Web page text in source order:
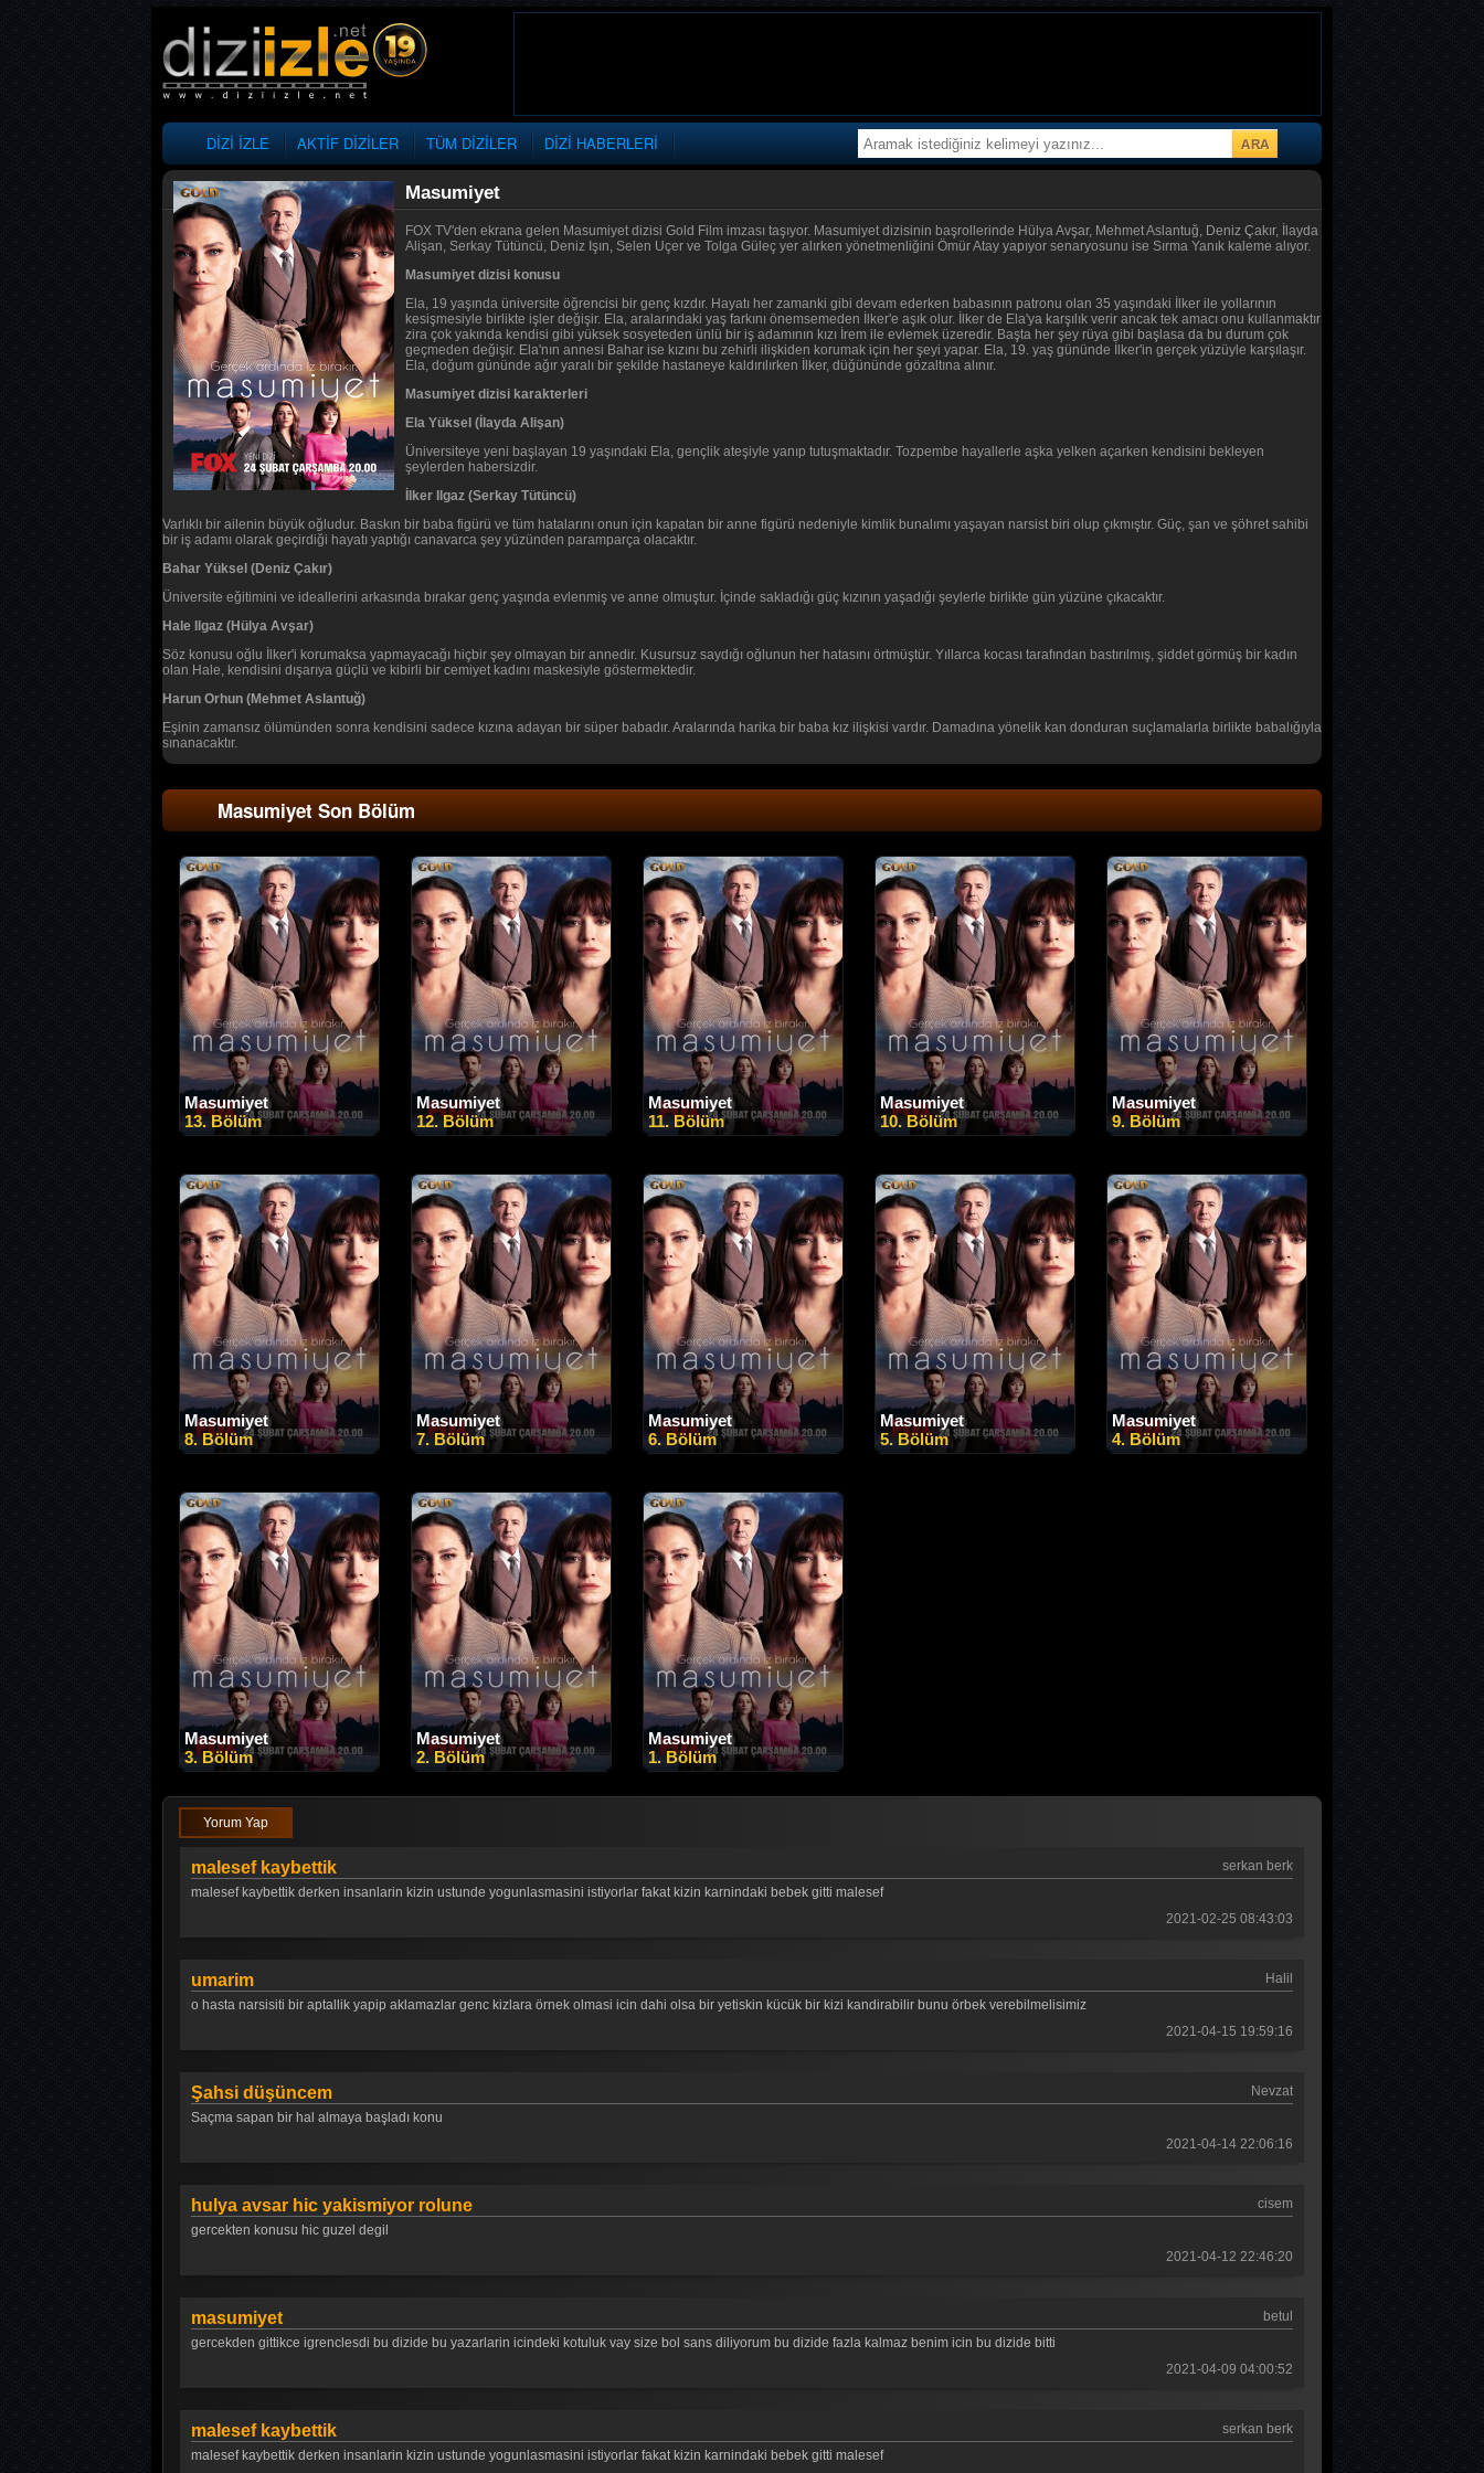
DİZİ İZLE AKTİF DİZİLER TÜM DİZİLER DİZİ HABERLERİ
Masumiyet
FOX TV'den ekrana gelen Masumiyet dizisi Gold Film imzası taşıyor. Masumiyet dizisinin başrollerinde Hülya Avşar, Mehmet Aslantuğ, Deniz Çakır, İlayda
Alişan, Serkay Tütüncü, Deniz Işın, Selen Uçer ve Tolga Güleç yer alırken yönetmenliğini Ömür Atay yapıyor senaryosunu ise Sırma Yanık kaleme alıyor.
Masumiyet dizisi konusu
Ela, 19 yaşında üniversite öğrencisi bir genç kızdır. Hayatı her zamanki gibi devam ederken babasının patronu olan 35 yaşındaki İlker ile yollarının
kesişmesiyle birlikte işler değişir. Ela, aralarındaki yaş farkını önemsemeden İlker'e aşık olur. İlker de Ela'ya karşılık verir ancak tek amacı onu kullanmaktır
zira çok yakında kendisi gibi yüksek sosyeteden ünlü bir iş adamının kızı İrem ile evlemek üzeredir. Başta her şey rüya gibi başlasa da bu durum çok
geçmeden değişir. Ela'nın annesi Bahar ise kızını bu zehirli ilişkiden korumak için her şeyi yapar. Ela, 19. yaş gününde İlker'in gerçek yüzüyle karşılaşır.
Ela, doğum gününde ağır yaralı bir şekilde hastaneye kaldırılırken İlker, düğününde gözaltına alınır.
Masumiyet dizisi karakterleri
Ela Yüksel (İlayda Alişan)
Üniversiteye yeni başlayan 19 yaşındaki Ela, gençlik ateşiyle yanıp tutuşmaktadır. Tozpembe hayallerle aşka yelken açarken kendisini bekleyen
şeylerden habersizdir.
İlker Ilgaz (Serkay Tütüncü)
Varlıklı bir ailenin büyük oğludur. Baskın bir baba figürü ve tüm hatalarını onun için kapatan bir anne figürü nedeniyle kimlik bunalımı yaşayan narsist biri olup çıkmıştır. Güç, şan ve şöhret sahibi
bir iş adamı olarak geçirdiği hayatı yaptığı canavarca şey yüzünden paramparça olacaktır.
Bahar Yüksel (Deniz Çakır)
Üniversite eğitimini ve ideallerini arkasında bırakar genç yaşında evlenmiş ve anne olmuştur. İçinde sakladığı güç kızının yaşadığı şeylerle birlikte gün yüzüne çıkacaktır.
Hale Ilgaz (Hülya Avşar)
Söz konusu oğlu İlker'i korumaksa yapmayacağı hiçbir şey olmayan bir annedir. Kusursuz saydığı oğlunun her hatasını örtmüştür. Yıllarca kocası tarafından bastırılmış, şiddet görmüş bir kadın
olan Hale, kendisini dışarıya güçlü ve kibirli bir cemiyet kadını maskesiyle göstermektedir.
Harun Orhun (Mehmet Aslantuğ)
Eşinin zamansız ölümünden sonra kendisini sadece kızına adayan bir süper babadır. Aralarında harika bir baba kız ilişkisi vardır. Damadına yönelik kan donduran suçlamalarla birlikte babalığıyla
sınanacaktır.
Masumiyet Son Bölüm
Masumiyet
13. Bölüm
Masumiyet
12. Bölüm
Masumiyet
11. Bölüm
Masumiyet
10. Bölüm
Masumiyet
9. Bölüm
Masumiyet
8. Bölüm
Masumiyet
7. Bölüm
Masumiyet
6. Bölüm
Masumiyet
5. Bölüm
Masumiyet
4. Bölüm
Masumiyet
3. Bölüm
Masumiyet
2. Bölüm
Masumiyet
1. Bölüm
Yorum Yap
malesef kaybettik
serkan berk
malesef kaybettik derken insanlarin kizin ustunde yogunlasmasini istiyorlar fakat kizin karnindaki bebek gitti malesef
2021-02-25 08:43:03
umarim
Halil
o hasta narsisiti bir aptallik yapip aklamazlar genc kizlara örnek olmasi icin dahi olsa bir yetiskin kücük bir kizi kandirabilir bunu örbek verebilmelisimiz
2021-04-15 19:59:16
Şahsi düşüncem
Nevzat
Saçma sapan bir hal almaya başladı konu
2021-04-14 22:06:16
hulya avsar hic yakismiyor rolune
cisem
gercekten konusu hic guzel degil
2021-04-12 22:46:20
masumiyet
betul
gercekden gittikce igrenclesdi bu dizide bu yazarlarin icindeki kotuluk vay size bol sans diliyorum bu dizide fazla kalmaz benim icin bu dizide bitti
2021-04-09 04:00:52
malesef kaybettik
serkan berk
malesef kaybettik derken insanlarin kizin ustunde yogunlasmasini istiyorlar fakat kizin karnindaki bebek gitti malesef